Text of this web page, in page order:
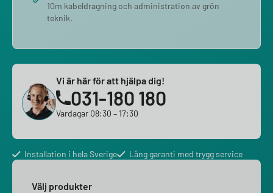
10m kabeldragning och administration av grön
teknik.
Vi är här för att hjälpa dig!
031-180 180
Vardagar 08:30 – 17:30
Installation i hela Sverige Lång garanti med trygg service
Välj produkter